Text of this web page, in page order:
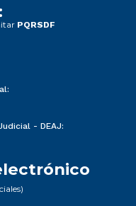
PQRSDF
- DEAJ: